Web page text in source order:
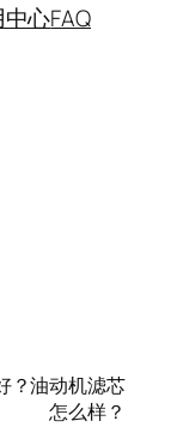
心FAQ
？油动机滤芯
怎么样？